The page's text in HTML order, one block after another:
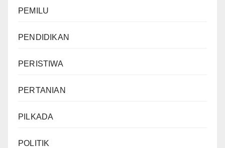
PEMILU
PENDIDIKAN
PERISTIWA
PERTANIAN
PILKADA
POLITIK